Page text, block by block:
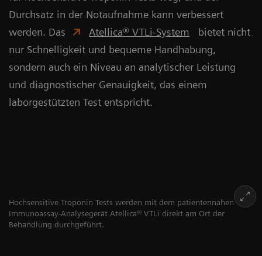
Durchsatz in der Notaufnahme kann verbessert
werden. Das
Atellica® VTLi-System
bietet nicht
nur Schnelligkeit und bequeme Handhabung,
sondern auch ein Niveau an analytischer Leistung
und diagnostischer Genauigkeit, das einem
laborgestützten Test entspricht.
Hochsensitive Troponin Tests werden mit dem patientennahen
Immunoassay-Analysegerät Atellica® VTLi direkt am Ort der
Behandlung durchgeführt.